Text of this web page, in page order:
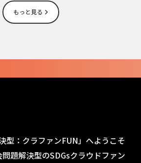
もっと見る
型：クラファンFUN」へようこそ
題解決型のSDGsクラウドファン